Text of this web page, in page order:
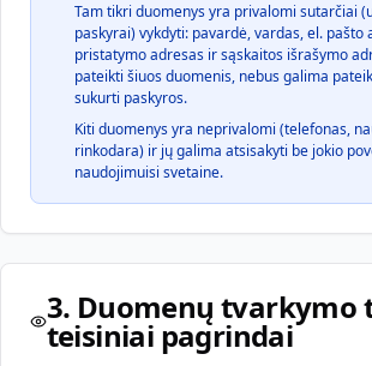
Tam tikri duomenys yra privalomi sutarčiai
paskyrai) vykdyti: pavardė, vardas, el. pašto
pristatymo adresas ir sąskaitos išrašymo
pateikti šiuos duomenis, nebus galima
sukurti paskyros.
Kiti duomenys yra neprivalomi (telefonas,
rinkodara) ir jų galima atsisakyti be jokio
naudojimuisi svetaine.
3. Duomenų tvarkymo
teisiniai pagrindai